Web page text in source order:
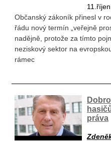
Občanský zákoník přinesl v
řádu nový termín „veřejně
nadějně, protože za tímto
neziskový sektor na
rámec
práva